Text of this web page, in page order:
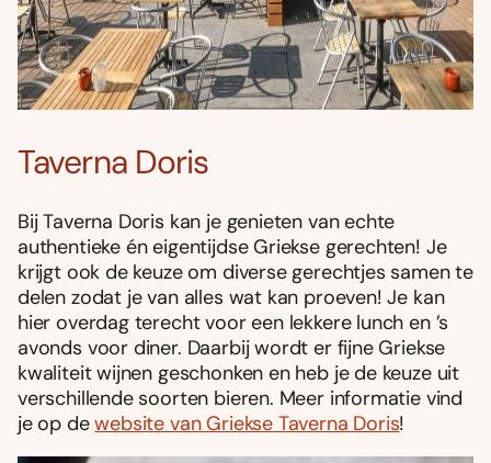
Taverna Doris
Bij Taverna Doris kan je genieten van echte
authentieke én eigentijdse Griekse gerechten! Je
krijgt ook de keuze om diverse gerechtjes samen te
delen zodat je van alles wat kan proeven! Je kan
hier overdag terecht voor een lekkere lunch en ’s
avonds voor diner. Daarbij wordt er fijne Griekse
kwaliteit wijnen geschonken en heb je de keuze uit
verschillende soorten bieren. Meer informatie vind
je op dewebsite van Griekse Taverna Doris!